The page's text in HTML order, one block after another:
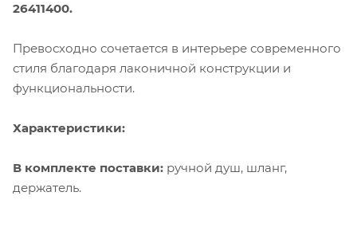
26411400.
Превосходно сочетается в интерьере современного
стиля благодаря лаконичной конструкции и
функциональности.
Характеристики:
В комплекте поставки: ручной душ, шланг,
держатель.